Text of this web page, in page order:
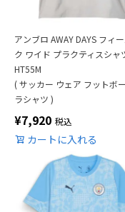
アンブロ AWAY DAYS フィ
ク ワイド プラクティスシャ
HT55M
( サッカー ウェア フットボ
ラシャツ )
¥7,920 税込
カートに入れる